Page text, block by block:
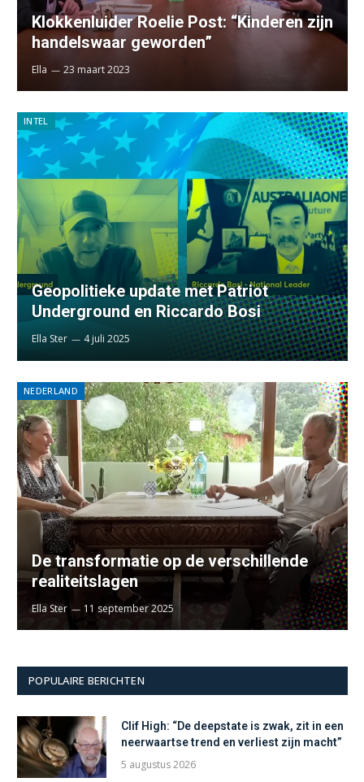
Klokkenluider Roelie Post: “Kinderen zijn
handelswaar geworden”
Ella 23 maart 2023
INTEL
Geopolitieke update met Patriot
Underground en Riccardo Bosi
Ella Ster 4 juli 2025
NEDERLAND
De transformatie op de verschillende
realiteitslagen
Ella Ster 11 september 2025
POPULAIRE BERICHTEN
Clif High: “De deepstate is zwak, zit in een
neerwaartse trend en verliest zijn macht”
5 augustus 2026